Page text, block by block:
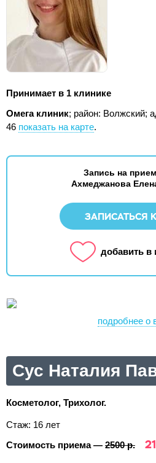
Принимает в 1 клинике
Омега клиник; район: Волжский;
46 показать на карте.
Запись на
Ахмеджанова
ЗАПИСАТЬСЯ
добавить в
подробнее о
Сус Наталия
Косметолог, Трихолог.
Стаж: 16 лет
Стоимость приема — 2500 р.